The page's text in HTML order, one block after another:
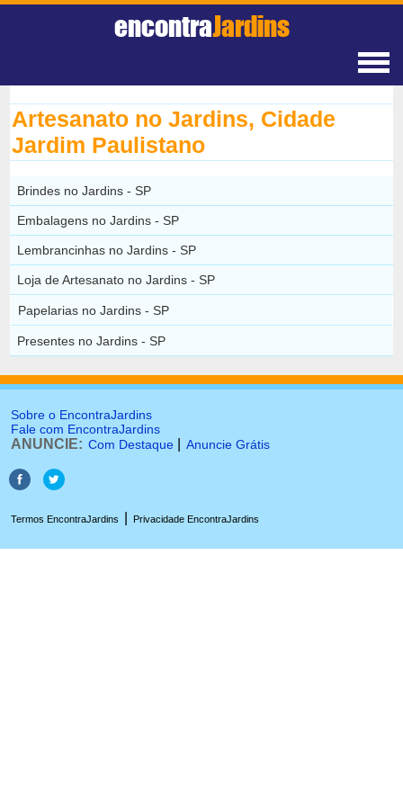
encontraJardins
Artesanato no Jardins, Cidade
Jardim Paulistano
Brindes no Jardins - SP
Embalagens no Jardins - SP
Lembrancinhas no Jardins - SP
Loja de Artesanato no Jardins - SP
Papelarias no Jardins - SP
Presentes no Jardins - SP
Sobre o EncontraJardins
Fale com EncontraJardins
ANUNCIE: Com Destaque Anuncie Grátis
Termos EncontraJardins Privacidade EncontraJardins